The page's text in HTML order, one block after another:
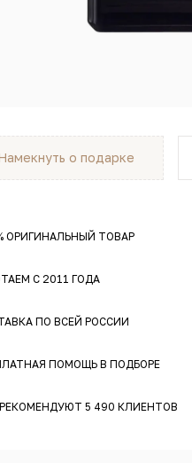
о подарке
ОРИГИНАЛЬНЫЙ ТОВАР
С 2011 ГОДА
ПО ВСЕЙ РОССИИ
ПОМОЩЬ В ПОДБОРЕ
5 490 КЛИЕНТОВ